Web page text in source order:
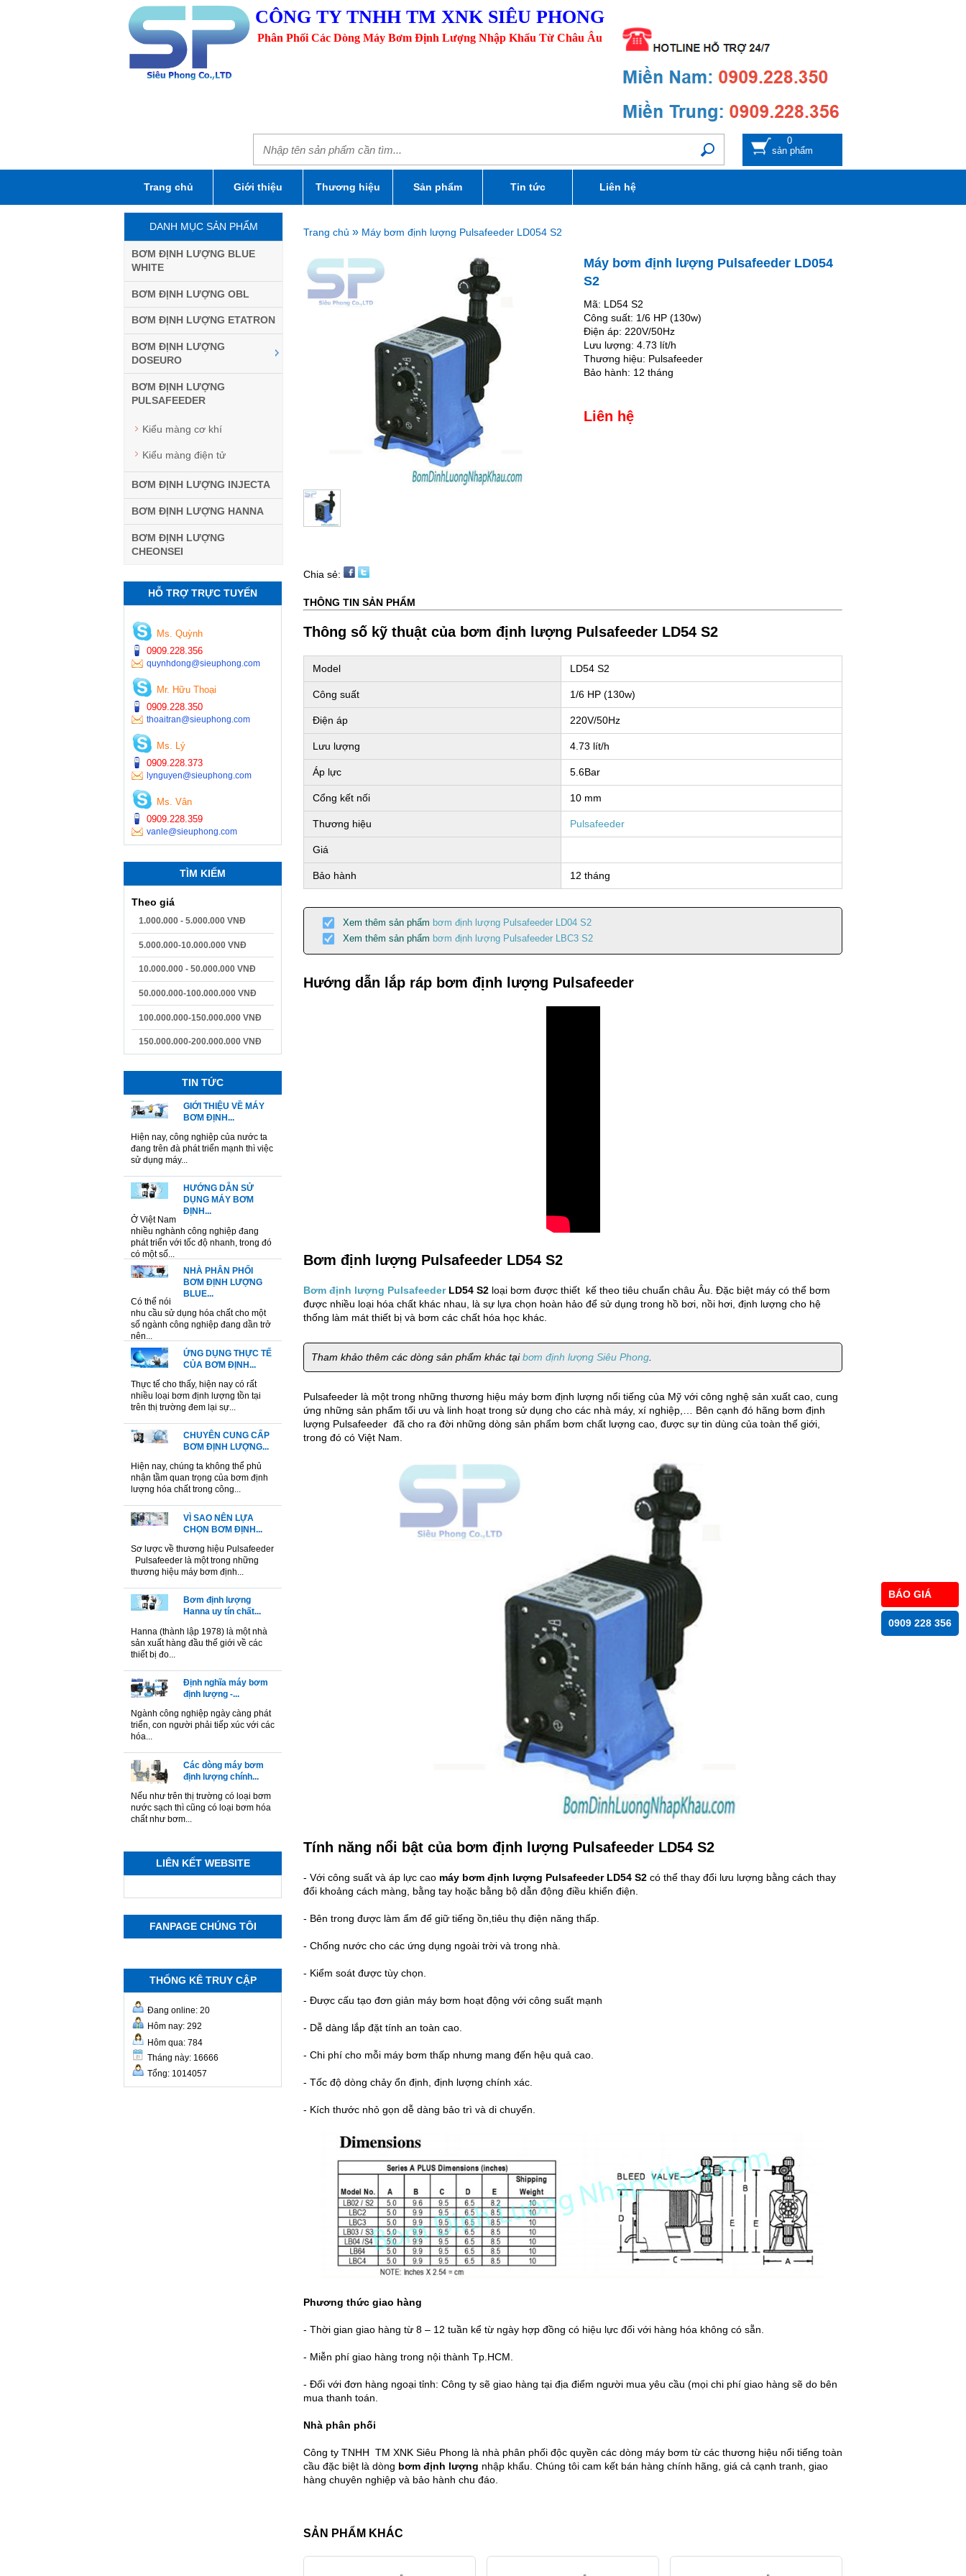
BÁO GIÁ
0909 228 356
CÔNG TY TNHH TM XNK SIÊU PHONG
Phân Phối Các Dòng Máy Bơm Định Lượng Nhập Khẩu Từ Châu Âu
0
sản phẩm
Trang chủ Giới thiệu Thương hiệu Sản phẩm Tin tức Liên hệ
DANH MỤC SẢN PHẨM
BƠM ĐỊNH LƯỢNG BLUE
WHITE
BƠM ĐỊNH LƯỢNG OBL
BƠM ĐỊNH LƯỢNG ETATRON
BƠM ĐỊNH LƯỢNG
DOSEURO
BƠM ĐỊNH LƯỢNG
PULSAFEEDER
Kiểu màng cơ khí
Kiểu màng điện tử
BƠM ĐỊNH LƯỢNG INJECTA
BƠM ĐỊNH LƯỢNG HANNA
BƠM ĐỊNH LƯỢNG
CHEONSEI
HỖ TRỢ TRỰC TUYẾN
Ms. Quỳnh
0909.228.356
quynhdong@sieuphong.com
Mr. Hữu Thoại
0909.228.350
thoaitran@sieuphong.com
Ms. Lý
0909.228.373
lynguyen@sieuphong.com
Ms. Vân
0909.228.359
vanle@sieuphong.com
TÌM KIẾM
Theo giá
1.000.000 - 5.000.000 VNĐ
5.000.000-10.000.000 VNĐ
10.000.000 - 50.000.000 VNĐ
50.000.000-100.000.000 VNĐ
100.000.000-150.000.000 VNĐ
150.000.000-200.000.000 VNĐ
TIN TỨC
GIỚI THIỆU VỀ MÁY
BƠM ĐỊNH...
Hiện nay, công nghiệp của nước ta
đang trên đà phát triển mạnh thì việc
sử dụng máy...
HƯỚNG DẪN SỬ
DỤNG MÁY BƠM
ĐỊNH...
Ở Việt Nam
nhiều nghành công nghiệp đang
phát triển với tốc độ nhanh, trong đó
có một số...
NHÀ PHÂN PHỐI
BƠM ĐỊNH LƯỢNG
BLUE...
Có thể nói
nhu cầu sử dụng hóa chất cho một
số ngành công nghiệp đang dần trở
nên...
ỨNG DỤNG THỰC TẾ
CỦA BƠM ĐỊNH...
Thực tế cho thấy, hiện nay có rất
nhiều loại bơm định lượng tồn tại
trên thị trường đem lại sự...
CHUYÊN CUNG CẤP
BƠM ĐỊNH LƯỢNG...
Hiện nay, chúng ta không thể phủ
nhận tầm quan trọng của bơm định
lượng hóa chất trong công...
VÌ SAO NÊN LỰA
CHỌN BƠM ĐỊNH...
Sơ lược về thương hiệu Pulsafeeder
Pulsafeeder là một trong những
thương hiệu máy bơm định...
Bơm định lượng
Hanna uy tín chất...
Hanna (thành lập 1978) là một nhà
sản xuất hàng đầu thế giới về các
thiết bị đo...
Định nghĩa máy bơm
định lượng -...
Ngành công nghiệp ngày càng phát
triển, con người phải tiếp xúc với các
hóa...
Các dòng máy bơm
định lượng chính...
Nếu như trên thị trường có loại bơm
nước sạch thì cũng có loại bơm hóa
chất như bơm...
LIÊN KẾT WEBSITE
FANPAGE CHÚNG TÔI
THỐNG KÊ TRUY CẬP
Đang online: 20
Hôm nay: 292
Hôm qua: 784
Tháng này: 16666
Tổng: 1014057
Trang chủ » Máy bơm định lượng Pulsafeeder LD054 S2
Máy bơm định lượng Pulsafeeder LD054
S2
Mã: LD54 S2
Công suất: 1/6 HP (130w)
Điện áp: 220V/50Hz
Lưu lượng: 4.73 lít/h
Thương hiệu: Pulsafeeder
Bảo hành: 12 tháng
Liên hệ
Chia sẻ:
THÔNG TIN SẢN PHẨM
Thông số kỹ thuật của bơm định lượng Pulsafeeder LD54 S2
Model LD54 S2
Công suất 1/6 HP (130w)
Điện áp 220V/50Hz
Lưu lượng 4.73 lít/h
Áp lực 5.6Bar
Cổng kết nối 10 mm
Thương hiệu Pulsafeeder
Giá
Bảo hành 12 tháng
Xem thêm sản phẩm bơm định lượng Pulsafeeder LD04 S2
Xem thêm sản phẩm bơm định lượng Pulsafeeder LBC3 S2
Hướng dẫn lắp ráp bơm định lượng Pulsafeeder
Bơm định lượng Pulsafeeder LD54 S2
Bơm định lượng PulsafeederLD54 S2 loại bơm được thiết kế theo tiêu chuẩn châu Âu. Đặc biệt máy có thể bơm
được nhiều loại hóa chất khác nhau, là sự lựa chọn hoàn hảo để sử dụng trong hồ bơi, nồi hơi, định lượng cho hệ
thống làm mát thiết bị và bơm các chất hóa học khác.
Tham khảo thêm các dòng sản phẩm khác tạibơm định lượng Siêu Phong
Pulsafeeder là một trong những thương hiệu máy bơm định lượng nổi tiếng của Mỹ với công nghệ sản xuất cao, cung
ứng những sản phẩm tối ưu và linh hoạt trong sử dụng cho các nhà máy, xí nghiệp,… Bên cạnh đó hãng bơm định
lượng Pulsafeeder đã cho ra đời những dòng sản phẩm bơm chất lượng cao, được sự tin dùng của toàn thế giới,
trong đó có Việt Nam.
Tính năng nổi bật của bơm định lượng Pulsafeeder LD54 S2
- Với công suất và áp lực cao máy bơm định lượng Pulsafeeder LD54 S2 có thể thay đổi lưu lượng bằng cách thay
đổi khoảng cách màng, bằng tay hoặc bằng bộ dẫn động điều khiển điện.
- Bên trong được làm ẩm để giữ tiếng ồn,tiêu thụ điện năng thấp.
- Chống nước cho các ứng dụng ngoài trời và trong nhà.
- Kiểm soát được tùy chọn.
- Được cấu tạo đơn giản máy bơm hoạt động với công suất mạnh
- Dễ dàng lắp đặt tính an toàn cao.
- Chi phí cho mỗi máy bơm thấp nhưng mang đến hệu quả cao.
- Tốc độ dòng chảy ổn định, định lượng chính xác.
- Kích thước nhỏ gọn dễ dàng bảo trì và di chuyển.
Phương thức giao hàng
- Thời gian giao hàng từ 8 – 12 tuần kể từ ngày hợp đồng có hiệu lực đối với hàng hóa không có sẵn.
- Miễn phí giao hàng trong nội thành Tp.HCM.
- Đối với đơn hàng ngoại tỉnh: Công ty sẽ giao hàng tại địa điểm người mua yêu cầu (mọi chi phí giao hàng sẽ do bên
mua thanh toán.
Nhà phân phối
Công ty TNHH TM XNK Siêu Phong là nhà phân phối độc quyền các dòng máy bơm từ các thương hiệu nổi tiếng toàn
cầu đặc biệt là dòng bơm định lượng nhập khẩu. Chúng tôi cam kết bán hàng chính hãng, giá cả cạnh tranh, giao
hàng chuyên nghiệp và bảo hành chu đáo.
SẢN PHẨM KHÁC